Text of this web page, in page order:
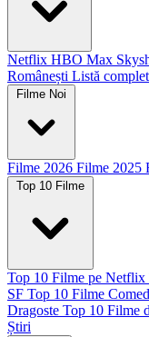
Netflix HBO Max
Românești Listă
Filme Noi
Filme 2026 Filme 2025
Top 10 Filme
Top 10 Filme pe Netflix
SF Top 10 Filme
Dragoste Top 10 Filme
Știri